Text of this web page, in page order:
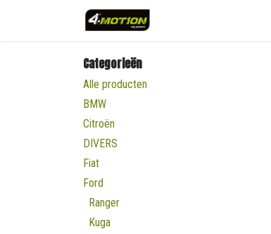
Overslaan naar inhoud
Categorieën
Alle producten
BMW
Citroën
DIVERS
Fiat
Ford
Ranger
Kuga